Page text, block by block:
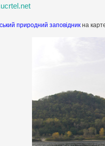
природний заповідник на